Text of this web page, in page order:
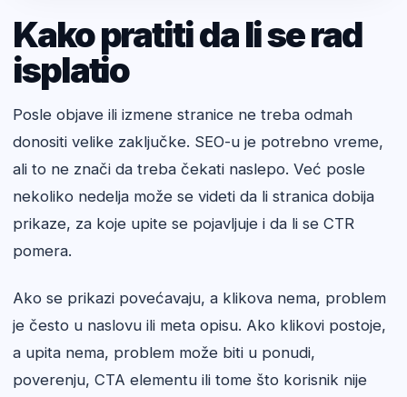
Kako pratiti da li se rad
isplatio
Posle objave ili izmene stranice ne treba odmah
donositi velike zaključke. SEO-u je potrebno vreme,
ali to ne znači da treba čekati naslepo. Već posle
nekoliko nedelja može se videti da li stranica dobija
prikaze, za koje upite se pojavljuje i da li se CTR
pomera.
Ako se prikazi povećavaju, a klikova nema, problem
je često u naslovu ili meta opisu. Ako klikovi postoje,
a upita nema, problem može biti u ponudi,
poverenju, CTA elementu ili tome što korisnik nije